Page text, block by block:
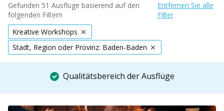
Gefunden 51 Ausflüge basierend auf den
folgenden Filtern
Entfernen Sie alle
Filter
Kreative Workshops
Stadt, Region oder Provinz: Baden-Baden
Qualitätsbereich der Ausflüge